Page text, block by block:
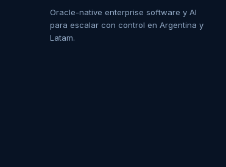
Oracle-native enterprise software y AI
para escalar con control en Argentina y
Latam.